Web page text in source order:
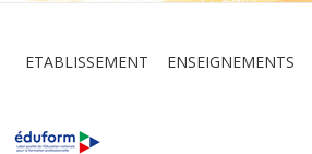
ETABLISSEMENT ENSEIGNEMENTS